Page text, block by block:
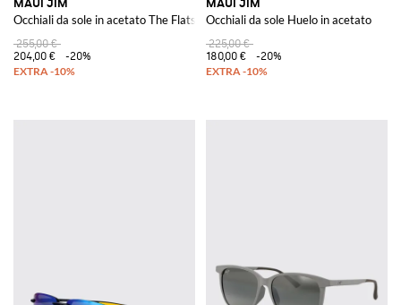
MAUI JIM
Occhiali da sole in acetato The Flats
255,00 €
204,00 €
-20%
MAUI JIM
Occhiali da sole Huelo in acetato
225,00 €
180,00 €
-20%